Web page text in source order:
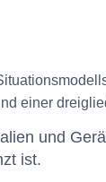
einer
und
ist.